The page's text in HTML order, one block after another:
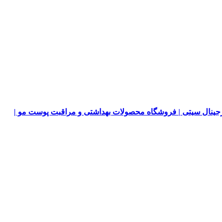
سیتی | فروشگاه محصولات بهداشتی و مراقبت پوست مو |